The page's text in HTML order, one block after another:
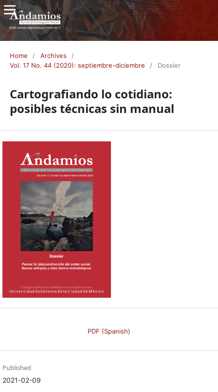
Home / Archives
/
Vol. 17 No. 44 (2020): septiembre-diciembre
/ Dossier
Cartografiando lo cotidiano:
posibles técnicas sin manual
PDF (Spanish)
Published
2021-02-09